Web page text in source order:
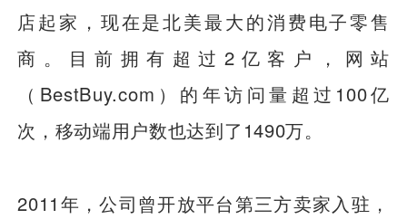
店起家，现在是北美最大的消费电子零售
商。目前拥有超过2亿客户，网站
（BestBuy.com）的年访问量超过100亿
次，移动端用户数也达到了1490万。
2011年，公司曾开放平台第三方卖家入驻，